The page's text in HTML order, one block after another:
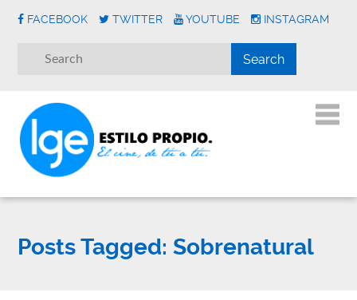
FACEBOOK TWITTER YOUTUBE INSTAGRAM
Posts Tagged: Sobrenatural